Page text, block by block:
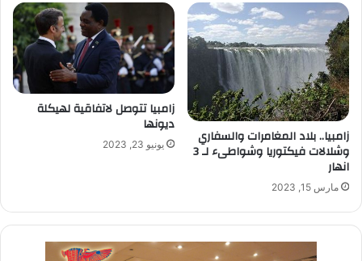
زامبيا.. بلاد المغامرات والسفاري
وشلالات فيكتوريا وشواطىء لـ 3
انهار
مارس 15, 2023
زامبيا تتوصل لاتفاقية لهيكلة
ديونها
يونيو 23, 2023